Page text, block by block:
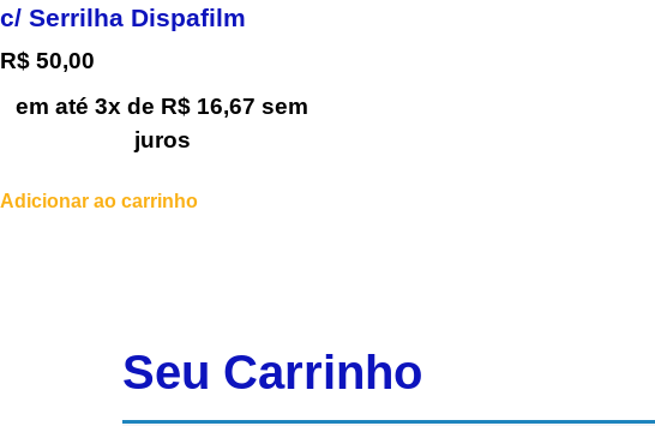
c/ Serrilha Dispafilm
R$ 50,00
em até 3x de R$ 16,67 sem
juros
Adicionar ao carrinho
Seu Carrinho